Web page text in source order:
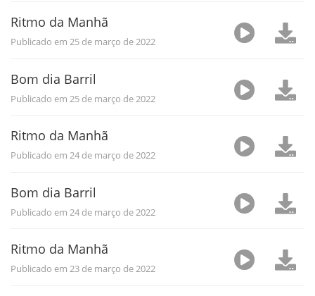
Ritmo da Manhã
Publicado em 25 de março de 2022
Bom dia Barril
Publicado em 25 de março de 2022
Ritmo da Manhã
Publicado em 24 de março de 2022
Bom dia Barril
Publicado em 24 de março de 2022
Ritmo da Manhã
Publicado em 23 de março de 2022